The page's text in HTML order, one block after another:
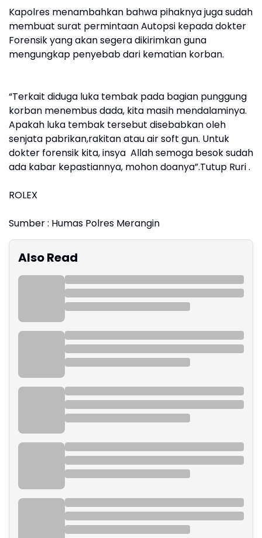
Kapolres menambahkan bahwa pihaknya juga sudah
membuat surat permintaan Autopsi kepada dokter
Forensik yang akan segera dikirimkan guna
mengungkap penyebab dari kematian korban.
“Terkait diduga luka tembak pada bagian punggung
korban menembus dada, kita masih mendalaminya.
Apakah luka tembak tersebut disebabkan oleh
senjata pabrikan,rakitan atau air soft gun. Untuk
dokter forensik kita, insya Allah semoga besok sudah
ada kabar kepastiannya, mohon doanya”.Tutup Ruri .
ROLEX
Sumber : Humas Polres Merangin
Also Read